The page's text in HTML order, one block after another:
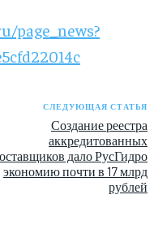
page_news?
СЛЕДУЮЩАЯ СТАТЬЯ
Создание реестра
аккредитованных
дало РусГидро
экономию почти в 17 млрд
рублей